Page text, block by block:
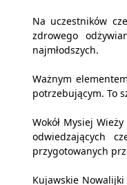
Na uczestników
zdrowego
najmłodszych.
Ważnym
potrzebującym. To
Wokół Mysiej
odwiedzających
przygotowanych
Kujawskie